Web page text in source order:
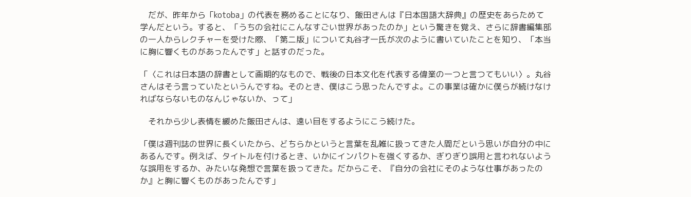
だが、昨年から「kotoba」の代表を務めることになり、飯田さんは『日本国語大辞典』の歴史をあらためて
学んだという。すると、「うちの会社にこんなすごい世界があったのか」という驚きを覚え、さらに辞書編集部
の一人からレクチャーを受けた際、「第二版」について丸谷才一氏が次のように書いていたことを知り、「本当
に胸に響くものがあったんです」と話すのだった。
「〈これは日本語の辞書として画期的なもので、戦後の日本文化を代表する偉業の一つと言つてもいい〉。丸谷
さんはそう言っていたというんですね。そのとき、僕はこう思ったんですよ。この事業は確かに僕らが続けなけ
ればならないものなんじゃないか、って」
それから少し表情を緩めた飯田さんは、遠い目をするようにこう続けた。
「僕は週刊誌の世界に長くいたから、どちらかというと言葉を乱雑に扱ってきた人間だという思いが自分の中に
あるんです。例えば、タイトルを付けるとき、いかにインパクトを強くするか、ぎりぎり誤用と言われないよう
な誤用をするか、みたいな発想で言葉を扱ってきた。だからこそ、『自分の会社にそのような仕事があったの
か』と胸に響くものがあったんです」